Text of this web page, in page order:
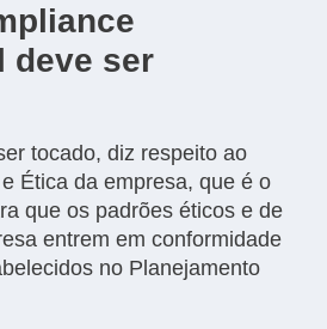
deve ser
tocado, diz respeito ao
Ética da empresa, que é o
que os padrões éticos e de
entrem em conformidade
no Planejamento